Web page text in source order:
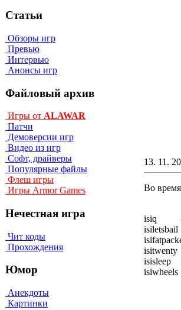
Статьи
Обзоры игр
Превью
Интервью
Анонсы игр
Файловый архив
Игры от ALAWAR
Патчи
Демоверсии игр
Видео из игр
Софт, драйверы
Популярные файлы
Флеш игры
Игры Armor Games
Нечестная игра
Чит коды
Прохождения
Юмор
Анекдоты
Картинки
13. 11.
Во
isiq -
isisleep